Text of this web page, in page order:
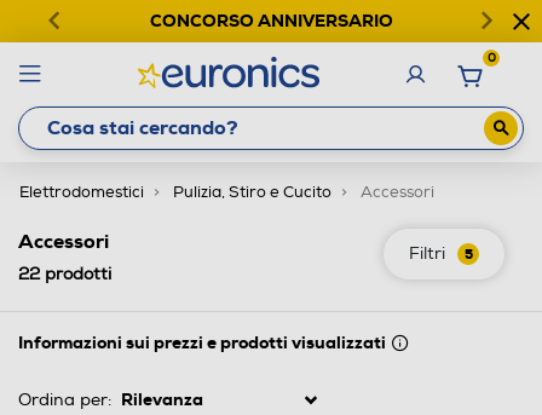
CONCORSO ANNIVERSARIO
0
Elettrodomestici Pulizia, Stiro e Cucito Accessori
Filtri 5
Accessori
22prodotti
Informazioni sui prezzi e prodotti visualizzati
Ordina per: